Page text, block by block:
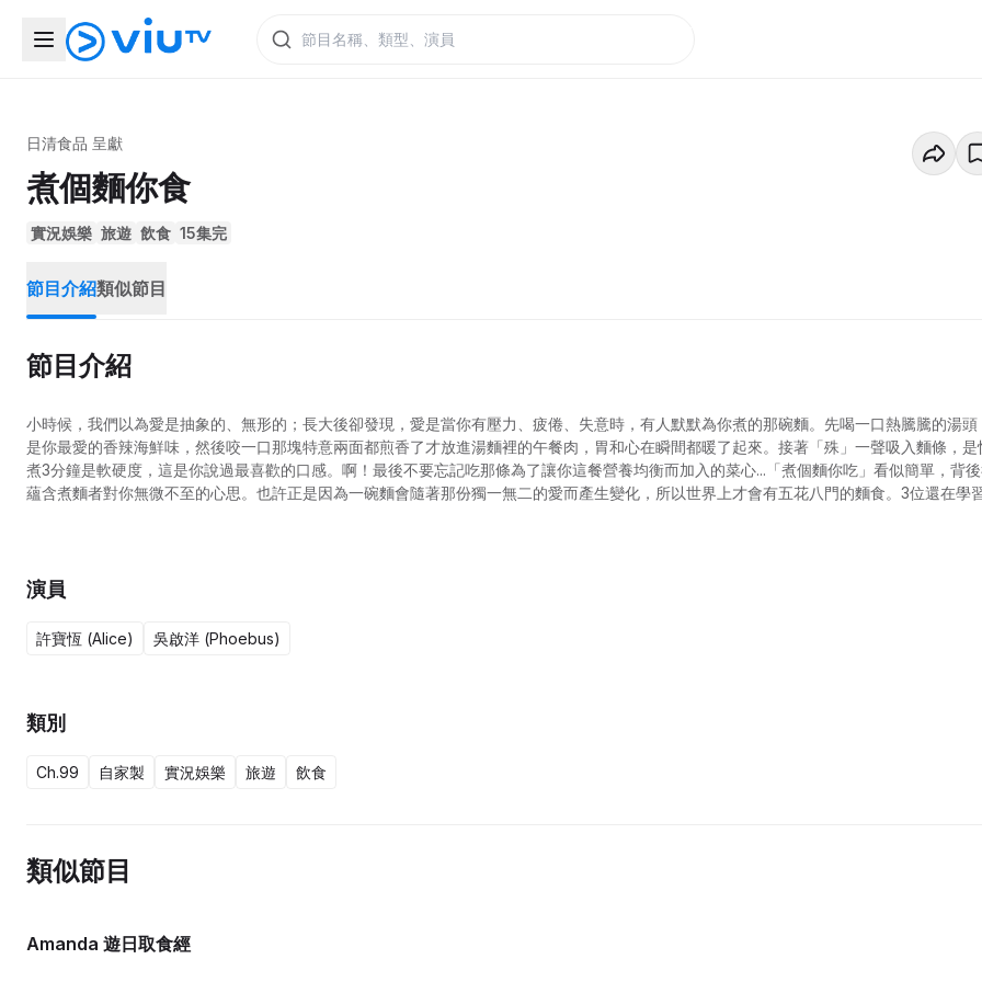
日清食品 呈獻
煮個麵你食
實況娛樂 旅遊 飲食 15集完
節目介紹類似節目
節目介紹
小時候，我們以為愛是抽象的、無形的；長大後卻發現，愛是當你有壓力、疲倦、失意時，有人默默為你煮的那碗麵。先喝一口熱騰騰的湯頭
是你最愛的香辣海鮮味，然後咬一口那塊特意兩面都煎香了才放進湯麵裡的午餐肉，胃和心在瞬間都暖了起來。接著「殊」一聲吸入麵條，是
煮3分鐘是軟硬度，這是你說過最喜歡的口感。啊！最後不要忘記吃那條為了讓你這餐營養均衡而加入的菜心...「煮個麵你吃」看似簡單，背
蘊含煮麵者對你無微不至的心思。也許正是因為一碗麵會隨著那份獨一無二的愛而產生變化，所以世界上才會有五花八門的麵食。3位還在學
演員
許寶恆 (Alice) 吳啟洋 (Phoebus)
類別
Ch.99 自家製 實況娛樂 旅遊 飲食
類似節目
Amanda 遊日取食經